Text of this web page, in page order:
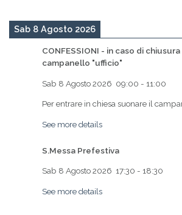
Sab 8 Agosto 2026
CONFESSIONI - in caso di
campanello "ufficio"
Sab 8 Agosto 2026 09:00 - 11:00
Per entrare in chiesa suonare il
See more details
S.Messa Prefestiva
Sab 8 Agosto 2026 17:30 - 18:30
See more details